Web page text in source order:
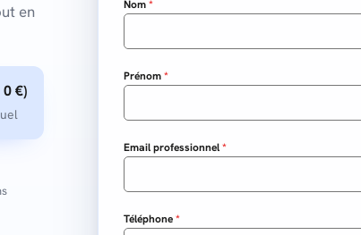
en
€)
Nom*
Prénom*
Email professionnel*
Téléphone*